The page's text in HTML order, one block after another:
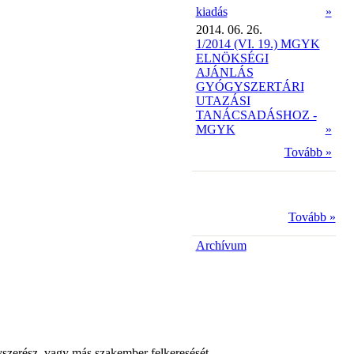
kiadás
»
2014. 06. 26.
1/2014 (VI. 19.) MGYK
ELNÖKSÉGI
AJÁNLÁS
GYÓGYSZERTÁRI
UTAZÁSI
TANÁCSADÁSHOZ -
MGYK
»
Tovább »
Tovább »
Archívum